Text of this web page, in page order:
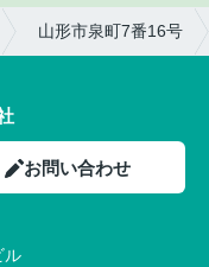
山形市泉町7番16号
お問い合わせ
ル